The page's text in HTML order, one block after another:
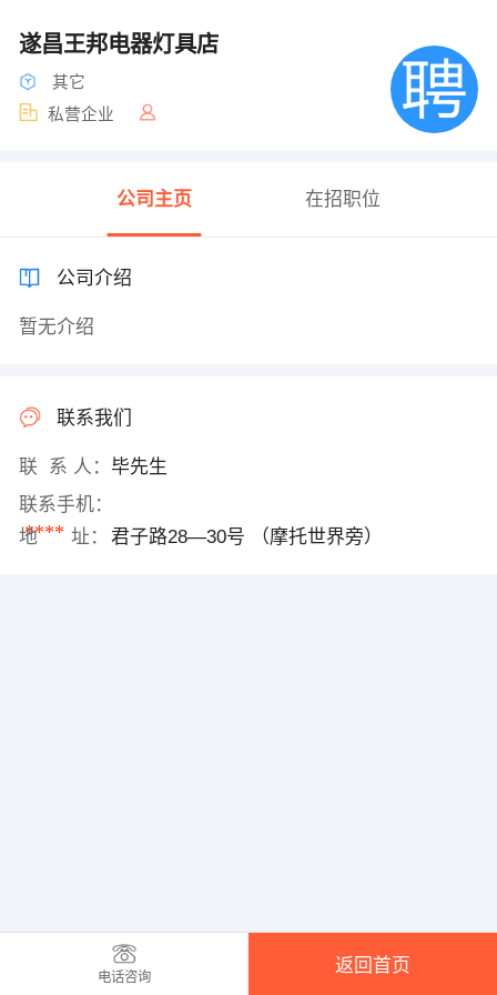
遂昌王邦电器灯具店
其它
私营企业
公司主页 在招职位
公司介绍
暂无介绍
联系我们
联 系 人： 毕先生
联系手机：
****
地 址： 君子路28—30号 （摩托世界旁）
电话咨询
返回首页